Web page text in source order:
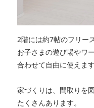
2階には約7帖のフリー
お子さまの遊び場やワ
合わせて自由に使えます
家づくりは、間取りを
たくさんあります。